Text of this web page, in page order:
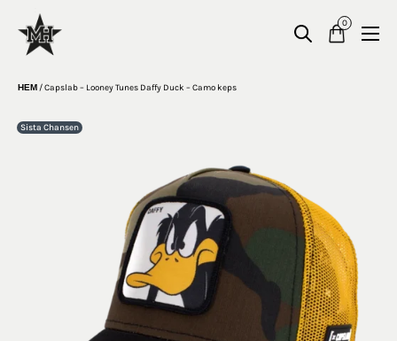
0
HEM /Capslab – Looney Tunes Daffy Duck – Camo keps
Sista Chansen